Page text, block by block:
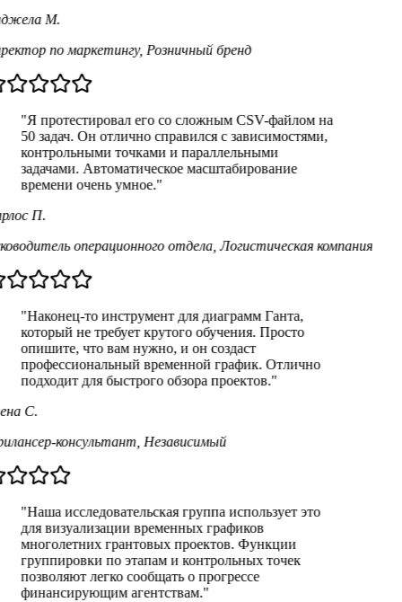
М.
по маркетингу, Розничный бренд
"Я протестировал его со сложным CSV-файлом на
50 задач. Он отлично справился с зависимостями,
контрольными точками и параллельными
задачами. Автоматическое масштабирование
времени очень умное."
П.
операционного отдела, Логистическая компания
"Наконец-то инструмент для диаграмм Ганта,
который не требует крутого обучения. Просто
опишите, что вам нужно, и он создаст
профессиональный временной график. Отлично
подходит для быстрого обзора проектов."
С.
консультант, Независимый
"Наша исследовательская группа использует это
для визуализации временных графиков
многолетних грантовых проектов. Функции
группировки по этапам и контрольных точек
позволяют легко сообщать о прогрессе
финансирующим агентствам."